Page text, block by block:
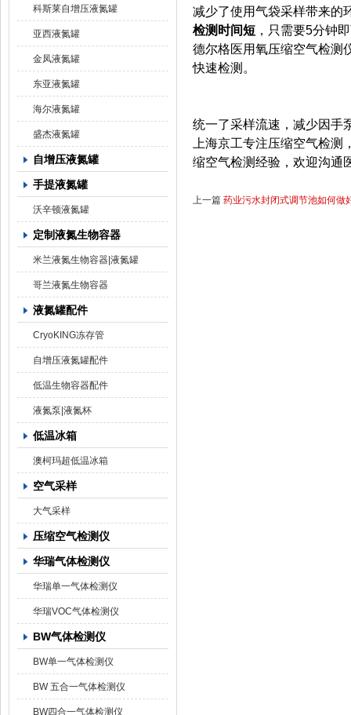
科斯莱自增压液氮罐
亚西液氮罐
金凤液氮罐
东亚液氮罐
海尔液氮罐
盛杰液氮罐
自增压液氮罐
手提液氮罐
沃辛顿液氮罐
定制液氮生物容器
米兰液氮生物容器|液氮罐
哥兰液氮生物容器
液氮罐配件
CryoKING冻存管
自增压液氮罐配件
低温生物容器配件
液氮泵|液氮杯
低温冰箱
澳柯玛超低温冰箱
空气采样
大气采样
压缩空气检测仪
华瑞气体检测仪
华瑞单一气体检测仪
华瑞VOC气体检测仪
BW气体检测仪
BW单一气体检测仪
BW 五合一气体检测仪
BW四合一气体检测仪
减少了使用气袋采样带来的
检测时间短 ，只需要5分钟
德尔格医用氧压缩空气检测
快速检测。
统一了采样流速，减少因手
上海京工专注压缩空气检
缩空气检测经验，欢迎沟通
上一篇 药业污水封闭式调节池如何做